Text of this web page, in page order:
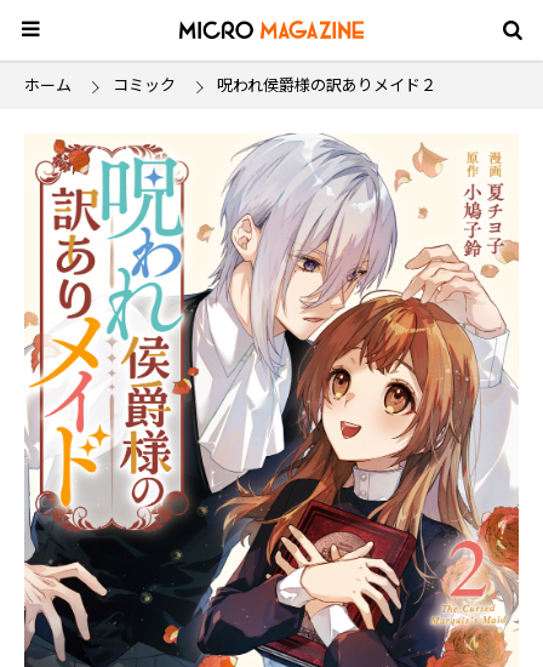
ホーム コミック 呪われ侯爵様の訳ありメイド２